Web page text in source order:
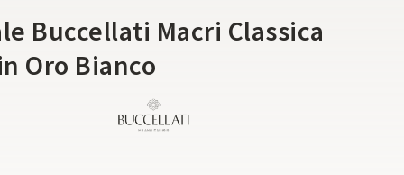
Buccellati Macri Classica
Oro Bianco